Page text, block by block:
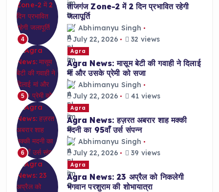
4
ताजगंज Zone-2 में 2 दिन प्रभावित रहेगी
जलापूर्ति
Abhimanyu Singh
July 22, 2026
32 views
5
Agra
Agra News: मासूम बेटी की गवाही ने दिलाई
मां और उसके प्रेमी को सजा
Abhimanyu Singh
July 22, 2026
41 views
6
Agra
Agra News: हज़रत अबरार शाह मक्की
मदनी का 95वाँ उर्स संपन्न
Abhimanyu Singh
July 22, 2026
39 views
Agra
Agra News: 23 अप्रैल को निकलेगी
भगवान परशुराम की शोभायात्रा